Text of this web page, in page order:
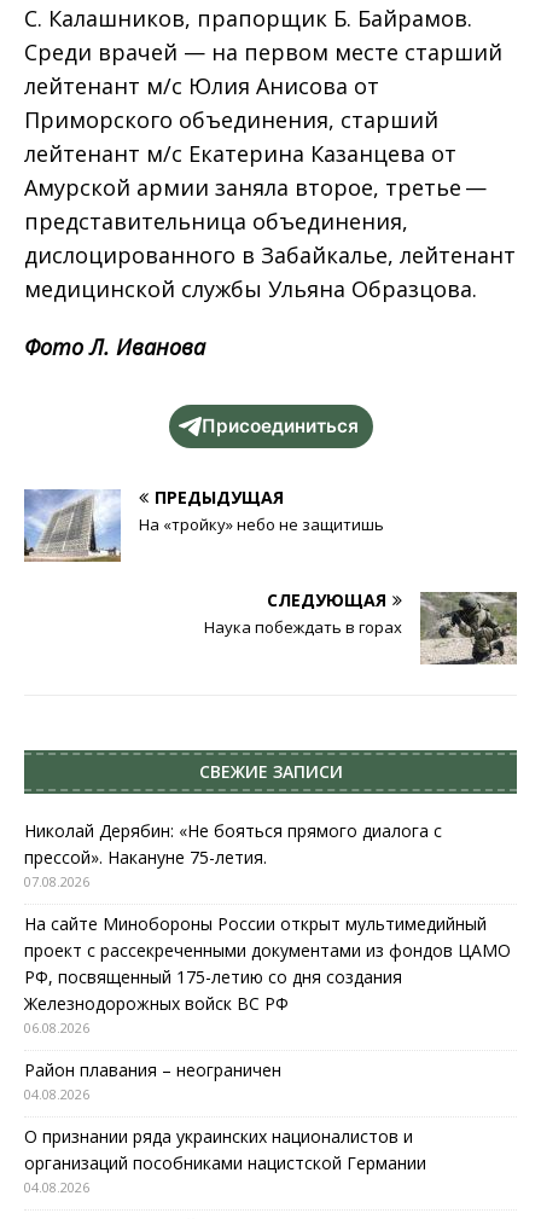
С. Калашников, прапорщик Б. Байрамов.
Среди врачей — на первом месте старший
лейтенант м/с Юлия Анисова от
Приморского объединения, старший
лейтенант м/с Екатерина Казанцева от
Амурской армии заняла второе, третье —
представительница объединения,
дислоцированного в Забайкалье, лейтенант
медицинской службы Ульяна Образцова.
Фото Л. Иванова
Присоединиться
ПРЕДЫДУЩАЯ
На «тройку» небо не защитишь
СЛЕДУЮЩАЯ
Наука побеждать в горах
СВЕЖИЕ ЗАПИСИ
Николай Дерябин: «Не бояться прямого диалога с
прессой». Накануне 75-летия.
07.08.2026
На сайте Минобороны России открыт мультимедийный
проект с рассекреченными документами из фондов ЦАМО
РФ, посвященный 175-летию со дня создания
Железнодорожных войск ВС РФ
06.08.2026
Район плавания – неограничен
04.08.2026
О признании ряда украинских националистов и
организаций пособниками нацистской Германии
04.08.2026